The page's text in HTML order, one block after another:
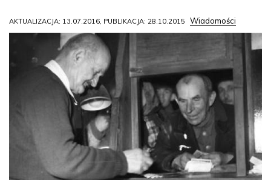
AKTUALIZACJA: 13.07.2016, PUBLIKACJA: 28.10.2015 Wiadomości